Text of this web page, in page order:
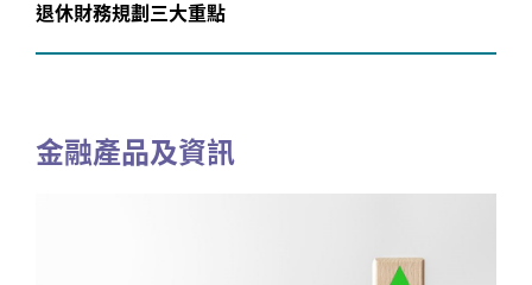
退休財務規劃三大重點
金融產品及資訊